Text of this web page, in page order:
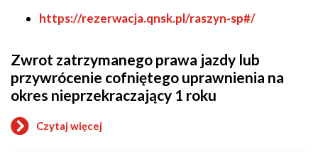
https://rezerwacja.qnsk.pl/raszyn-sp#/
Zwrot zatrzymanego prawa jazdy lub
przywrócenie cofniętego uprawnienia na
okres nieprzekraczający 1 roku
Czytaj więcej
o